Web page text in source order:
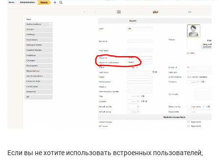
Если вы не хотите использовать встроенных пользователей,